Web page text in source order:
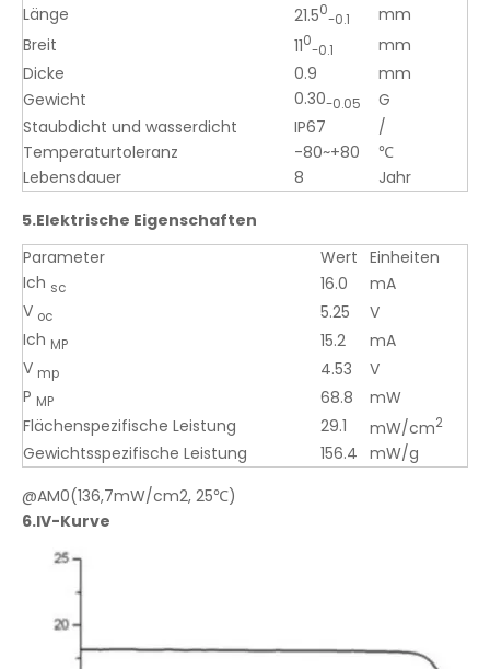
Länge
21.50
-0.1
mm
Breit
110
-0.1
mm
Dicke
0.9
mm
Gewicht
0.30-0.05
G
Staubdicht und wasserdicht
IP67
/
Temperaturtoleranz
-80~+80
℃
Lebensdauer
8
Jahr
5.Elektrische Eigenschaften
Parameter
Wert Einheiten
Ich sc 16.0
mA
V oc 5.25
V
Ich MP 15.2
mA
V mp 4.53
V
P MP 68.8
mW
Flächenspezifische Leistung
29.1 mW/cm2
Gewichtsspezifische Leistung 156.4 mW/g
@AM0(136,7mW/cm2, 25℃)
6.IV-Kurve